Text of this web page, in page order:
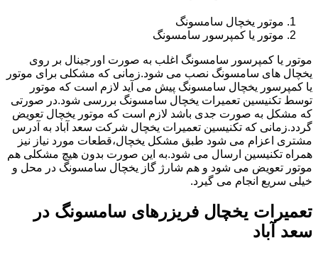
موتور یخچال سامسونگ
موتور یا کمپرسور سامسونگ
موتور یا کمپرسور سامسونگ اغلب به صورت اورجینال بر روی
یخچال های سامسونگ نصب می شود.زمانی که مشکلی برای موتور
یا کمپرسور یخچال سامسونگ پیش می آید لازم است که موتور
توسط تکنیسین تعمیرات یخچال سامسونگ بررسی شود.در صورتی
که مشکل به صورت جدی باشد لازم است که موتور یخچال تعویض
گردد.زمانی که تکنیسین تعمیرات یخچال شرکت سعد آباد به آدرس
مشتری اعزام می شود طبق مشکل یخچال،قطعات مورد نیاز نیز
همراه تکنیسین ارسال می شود.به این صورت بدون هیچ مشکلی هم
موتور تعویض می شود و هم شارژ گاز یخچال سامسونگ در محل و
خیلی سریع انجام می گیرد.
تعمیرات یخچال فریزرهای سامسونگ در
سعد آباد